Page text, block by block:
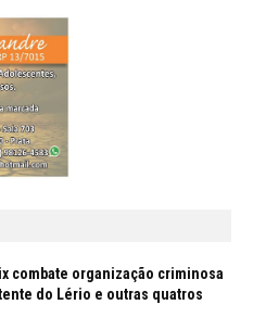
combate organização criminosa
do Lério e outras quatros